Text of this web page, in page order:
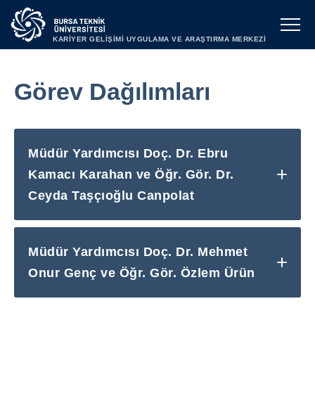
KARİYER GELİŞİMİ UYGULAMA VE ARAŞTIRMA MERKEZİ
Görev Dağılımları
Müdür Yardımcısı Doç. Dr. Ebru
Kamacı Karahan ve Öğr. Gör. Dr.
Ceyda Taşçıoğlu Canpolat
Müdür Yardımcısı Doç. Dr. Mehmet
Onur Genç ve Öğr. Gör. Özlem Ürün